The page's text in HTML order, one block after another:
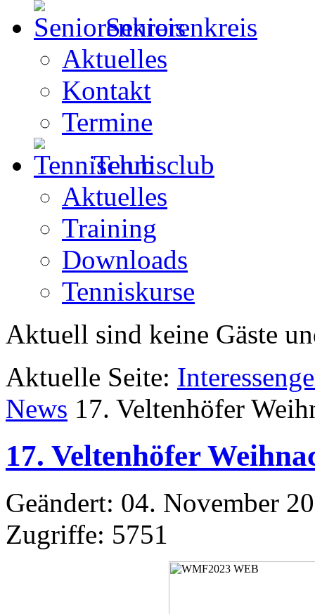
Seniorenkreis
Aktuelles
Kontakt
Termine
Tennisclub
Aktuelles
Training
Downloads
Tenniskurse
Aktuell sind keine Gäste
Aktuelle Seite:
News 17. Veltenhöfer
17. Veltenhöfer
Geändert: 04. November
Zugriffe: 5751